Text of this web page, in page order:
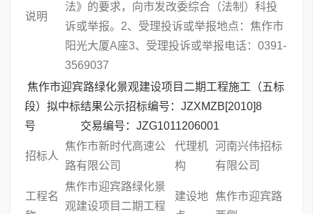
说明
法》的要求，向市发改委综合（法制）科投
诉或举报。2、受理投诉或举报地点：焦作市
阳光大厦A座3、受理投诉或举报电话：0391-
3569037
焦作市迎宾路绿化景观建设项目二期工程施工（五标
段）拟中标结果公示招标编号：JZXMZB[2010]8
号 交易编号：JZG1011206001
招标人
焦作市新时代高速公
路有限公司
代理机
构
河南兴伟招标
有限公司
工程名
焦作市迎宾路绿化景
观建设项目二期工程
建设地 焦作市迎宾路